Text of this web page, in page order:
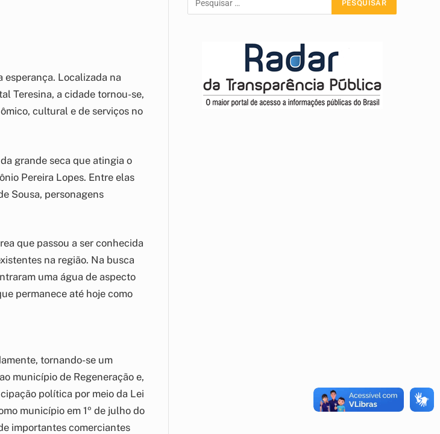
Localizada na
Teresina, a cidade tornou-se,
cultural e de serviços no
grande seca que atingia o
Pereira Lopes. Entre elas
Sousa, personagens
que passou a ser conhecida
na região. Na busca
uma água de aspecto
permanece até hoje como
tornando-se um
município de Regeneração e,
política por meio da Lei
município em 1º de julho do
importantes comerciantes